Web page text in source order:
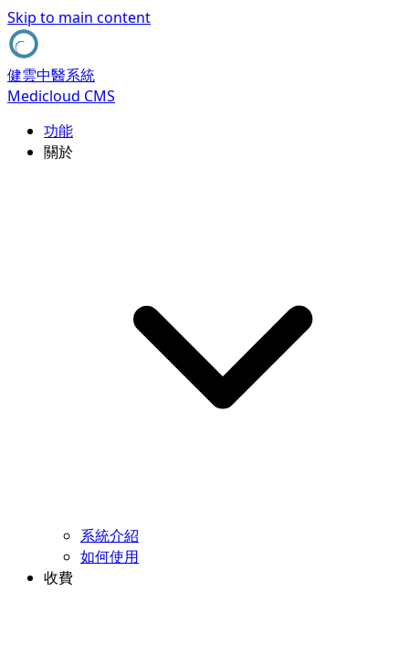
Skip to main content
健雲中醫系統
Medicloud CMS
功能
關於
系統介紹
如何使用
收費